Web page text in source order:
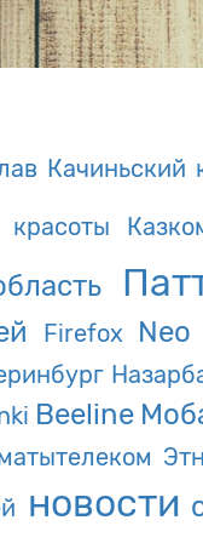
Качиньский
красоты
Firefox Neo
Beeline
новости